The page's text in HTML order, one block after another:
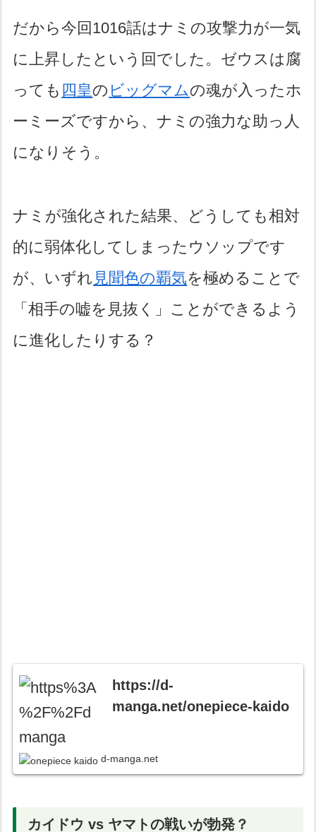
だから今回1016話はナミの攻撃力が一気
に上昇したという回でした。ゼウスは腐
っても 四皇の ビッグマムの魂が入ったホ
ーミーズですから、ナミの強力な助っ人
になりそう。
ナミが強化された結果、どうしても相対
的に弱体化してしまったウソップです
が、いずれ 見聞色の覇気を極めることで
「相手の嘘を見抜く」ことができるよう
に進化したりする？
https://d-
manga.net/onepiece-kaido
d-manga.net
カイドウ vs ヤマトの戦いが勃発？